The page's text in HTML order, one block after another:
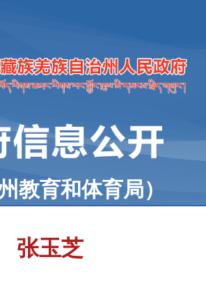
教育和体育局）
张玉芝